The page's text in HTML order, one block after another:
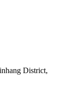
District,